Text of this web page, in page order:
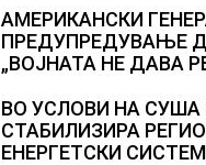
АМЕРИКАНСКИ
ПРЕДУПРЕДУВАЊЕ
„ВОЈНАТА НЕ ДАВА
ВО УСЛОВИ НА СУША
СТАБИЛИЗИРА
ЕНЕРГЕТСКИ СИСТЕМ,